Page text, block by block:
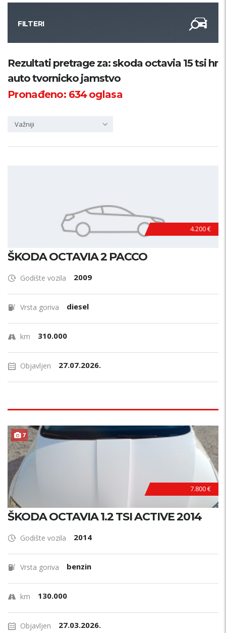
FILTERI
Kategorija
Županija
Rezultati pretrage za: skoda octavia 15 tsi hr
auto tvornicko jamstvo
Pronađeno: 634oglasa
Važniji
4.200 €
ŠKODA OCTAVIA 2 PACCO
Godište vozila 2009
Vrsta goriva diesel
km 310.000
Objavljen 27.07.2026.
7
7.800 €
ŠKODA OCTAVIA 1.2 TSI ACTIVE 2014
Godište vozila 2014
Vrsta goriva benzin
km 130.000
Objavljen 27.03.2026.